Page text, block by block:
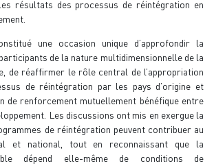
résultats des processus de réintégration en
une occasion unique d’approfondir la
de la nature multidimensionnelle de la
de réaffirmer le rôle central de l’appropriation
de réintégration par les pays d’origine et
de renforcement mutuellement bénéfique entre
Les discussions ont mis en exergue la
de réintégration peuvent contribuer au
et national, tout en reconnaissant que la
dépend elle-même de conditions de